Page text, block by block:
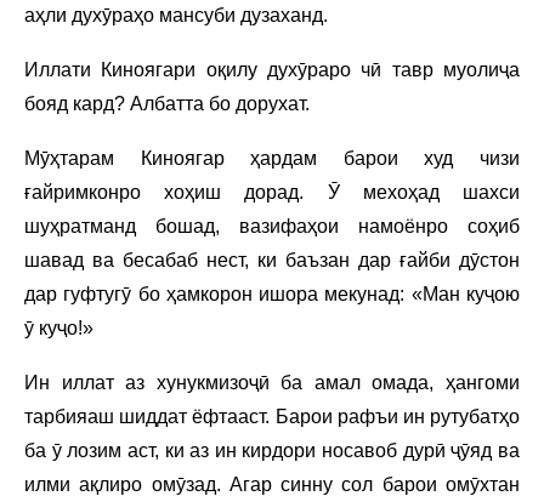
аҳли духӯраҳо мансуби дузаханд.
Иллати Киноягари оқилу духӯраро чӣ тавр муолиҷа
бояд кард? Албатта бо дорухат.
Мӯҳтарам Киноягар ҳардам барои худ чизи
ғайримконро хоҳиш дорад. Ӯ мехоҳад шахси
шуҳратманд бошад, вазифаҳои намоёнро соҳиб
шавад ва бесабаб нест, ки баъзан дар ғайби дӯстон
дар гуфтугӯ бо ҳамкорон ишора мекунад: «Ман куҷою
ӯ куҷо!»
Ин иллат аз хунукмизоҷӣ ба амал омада, ҳангоми
тарбияаш шиддат ёфтааст. Барои рафъи ин рутубатҳо
ба ӯ лозим аст, ки аз ин кирдори носавоб дурӣ ҷӯяд ва
илми ақлиро омӯзад. Агар синну сол барои омӯхтан